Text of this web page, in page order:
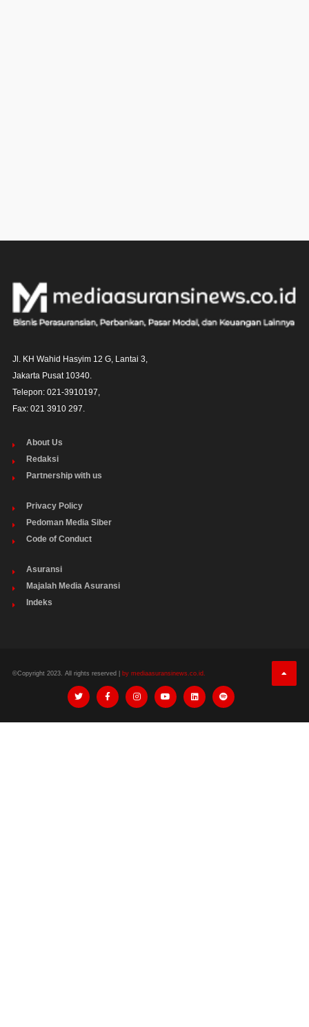
Jl. KH Wahid Hasyim 12 G, Lantai 3,
Jakarta Pusat 10340.
Telepon: 021-3910197,
Fax: 021 3910 297.
About Us
Redaksi
Partnership with us
Privacy Policy
Pedoman Media Siber
Code of Conduct
Asuransi
Majalah Media Asuransi
Indeks
©Copyright 2023. All rights reserved | by mediaasuransinews.co.id.